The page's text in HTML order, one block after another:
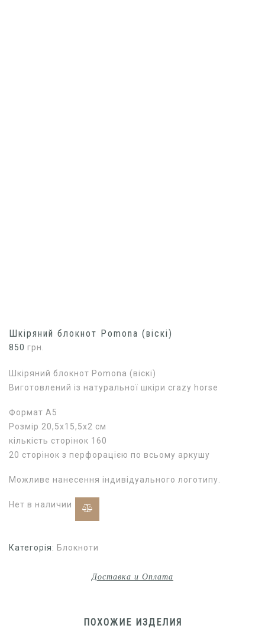
Шкіряний блокнот Pomona (віскі)
850 грн.
Шкіряний блокнот Pomona (віскі)
Виготовлений із натуральної шкіри crazy horse
Формат А5
Розмір 20,5х15,5х2 см
кількість сторінок 160
20 сторінок з перфорацією по всьому аркушу
Можливе нанесення індивідуального логотипу.
Нет в наличии
Категорія: Блокноти
Доставка и Оплата
ПОХОЖИЕ ИЗДЕЛИЯ